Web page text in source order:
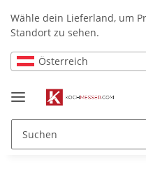
Wähle dein Lieferland, um
Standort zu sehen.
Österreich